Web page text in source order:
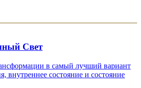
Свет
в самый лучший вариант
внутреннее состояние и состояние